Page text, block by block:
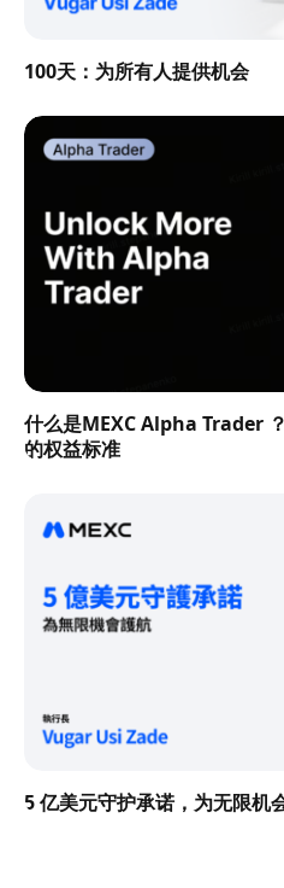
100天：为所有人提供机会
什么是MEXC Alpha Trader
的权益标准
5 亿美元守护承诺，为无限机